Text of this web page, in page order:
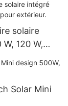
solaire
120 W,
Solar Mini